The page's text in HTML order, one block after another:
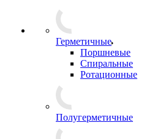
Герметичные
Поршневые
Спиральные
Ротационные
Полугерметичные